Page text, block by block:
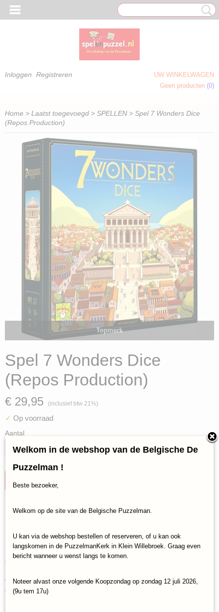
Inloggen Registreren
UW WINKELWAGEN
Geen producten (0)
Home > Laatst toegevoegd > SPELLEN > Spel 7 Wonders Dice
(Repos Production)
Topmerk
Spel 7 Wonders Dice
(Repos Production)
€ 29,95 (inclusief btw 21%)
✓ Op voorraad
Aantal
Specificaties
Repos- RP7D101FRNL
EAN code
Omschrijving
In 7 Wonders Dice laat elke speler zijn stad bloeien door te
dobbelen en zo gebouwen en wereldwonderen te bouwen. Bouw in
7 Wonders Dice een wereldwonder dat de tijd tart, boek
wetenschappelijke vooruitgang, ontwikkel handel, beheer je
grondstoffen en goudreserves zorgvuldig en houd tegelijkertijd de
Welkom in de webshop van de Belgische De
Puzzelman !
Beste bezoeker,
Welkom op de site van de Belgische Puzzelman.
U kan via de webshop bestellen of reserveren, of u kan ook
langskomen in de PuzzelmanKerk in Klein Willebroek. Graag even
bericht wanneer u wenst langs te komen.
Noteer alvast onze volgende Koopzondag op zondag 12 juli 2026,
(9u tem 17u)